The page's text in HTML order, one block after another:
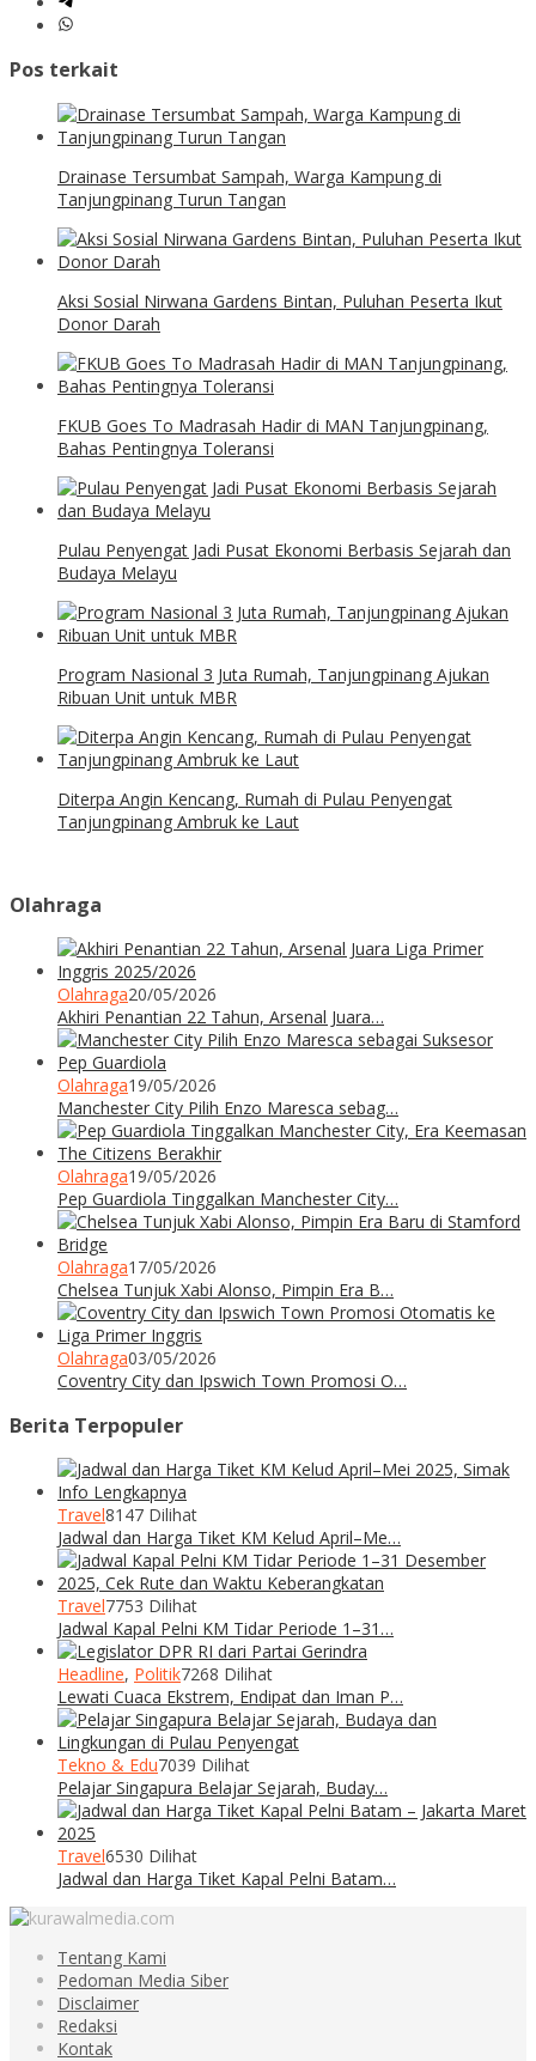
Pos terkait
Drainase Tersumbat Sampah, Warga Kampung di
Tanjungpinang Turun Tangan
Aksi Sosial Nirwana Gardens Bintan, Puluhan Peserta Ikut
Donor Darah
FKUB Goes To Madrasah Hadir di MAN Tanjungpinang,
Bahas Pentingnya Toleransi
Pulau Penyengat Jadi Pusat Ekonomi Berbasis Sejarah dan
Budaya Melayu
Program Nasional 3 Juta Rumah, Tanjungpinang Ajukan
Ribuan Unit untuk MBR
Diterpa Angin Kencang, Rumah di Pulau Penyengat
Tanjungpinang Ambruk ke Laut
Olahraga
Olahraga20/05/2026
Akhiri Penantian 22 Tahun, Arsenal Juara…
Olahraga19/05/2026
Manchester City Pilih Enzo Maresca sebag…
Olahraga19/05/2026
Pep Guardiola Tinggalkan Manchester City…
Olahraga17/05/2026
Chelsea Tunjuk Xabi Alonso, Pimpin Era B…
Olahraga03/05/2026
Coventry City dan Ipswich Town Promosi O…
Berita Terpopuler
Travel8147 Dilihat
Jadwal dan Harga Tiket KM Kelud April–Me…
Travel7753 Dilihat
Jadwal Kapal Pelni KM Tidar Periode 1–31…
Headline, Politik7268 Dilihat
Lewati Cuaca Ekstrem, Endipat dan Iman P…
Tekno & Edu7039 Dilihat
Pelajar Singapura Belajar Sejarah, Buday…
Travel6530 Dilihat
Jadwal dan Harga Tiket Kapal Pelni Batam…
Tentang Kami
Pedoman Media Siber
Disclaimer
Redaksi
Kontak